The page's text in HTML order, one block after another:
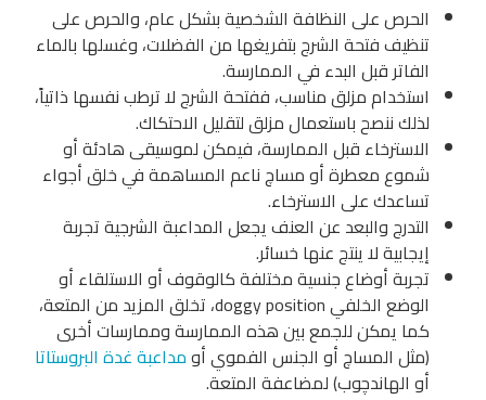
الحرص على النظافة الشخصية بشكل عام، والحرص على
تنظيف فتحة الشرج بتفريغها من الفضلات، وغسلها بالماء
الفاتر قبل البدء في الممارسة.
استخدام مزلق مناسب، ففتحة الشرج لا ترطب نفسها ذاتياً،
لذلك ننصح باستعمال مزلق لتقليل الاحتكاك.
الاسترخاء قبل الممارسة، فيمكن لموسيقى هادئة أو
شموع معطرة أو مساچ ناعم المساهمة في خلق أجواء
تساعدك على الاسترخاء.
التدرج والبعد عن العنف يجعل المداعبة الشرجية تجربة
إيجابية لا ينتج عنها خسائر.
تجربة أوضاع جنسية مختلفة كالوقوف أو الاستلقاء أو
الوضع الخلفي doggy position، تخلق المزيد من المتعة،
كما يمكن للجمع بين هذه الممارسة وممارسات أخرى
(مثل المساچ أو الجنس الفموي أومداعبة غدة البروستاتا
أو الهاندچوب) لمضاعفة المتعة.